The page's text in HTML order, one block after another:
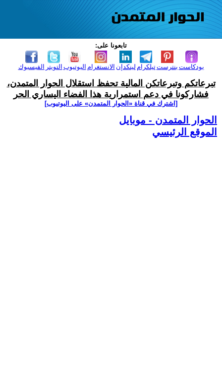
تابعونا على:
الفيسبوك التويتر اليوتيوب الانستغرام لينكدإن تيلكرامبنترست بودكاست
تبرعاتكم وتبرعاتكن المالية تحفظ استقلال الحوار المتمدن،
فشاركونا في دعم استمرارية هذا الفضاء اليساري الحر
[اشترك في قناة ‫«الحوار المتمدن» على اليوتيوب]
الحوار المتمدن - موبايل
الموقع الرئيسي